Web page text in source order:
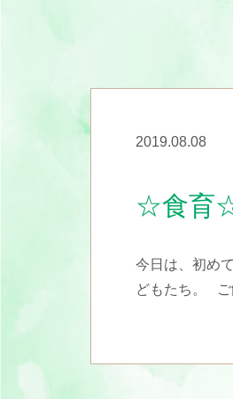
2019.08.08
☆食育
今日は、初め
どもたち。 ご